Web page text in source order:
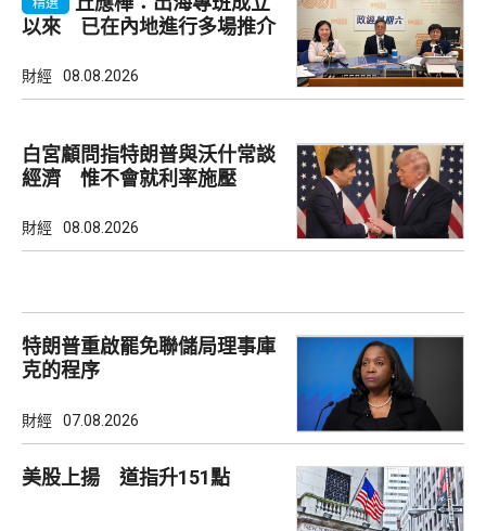
精選
以來 已在內地進行多場推介
財經 08.08.2026
白宮顧問指特朗普與沃什常談
經濟 惟不會就利率施壓
財經 08.08.2026
特朗普重啟罷免聯儲局理事庫
克的程序
財經 07.08.2026
美股上揚 道指升151點